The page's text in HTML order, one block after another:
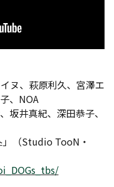
ヌ、萩原利久、宮澤エ
、NOA
真紀、深田恭子、
（Studio TooN・